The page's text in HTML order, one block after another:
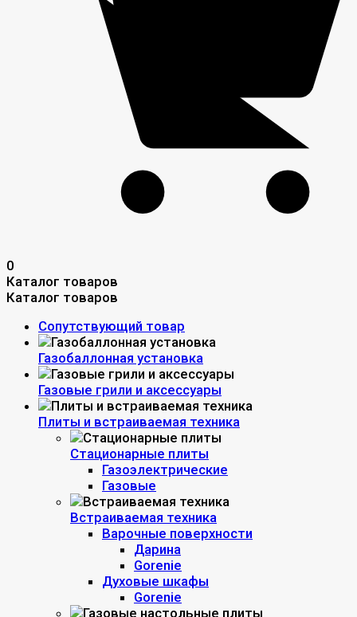
0
Каталог товаров
Каталог товаров
Сопутствующий товар
Газобаллонная установка
Газовые грили и аксессуары
Плиты и встраиваемая техника
Стационарные плиты
Газоэлектрические
Газовые
Встраиваемая техника
Варочные поверхности
Дарина
Gorenie
Духовые шкафы
Gorenie